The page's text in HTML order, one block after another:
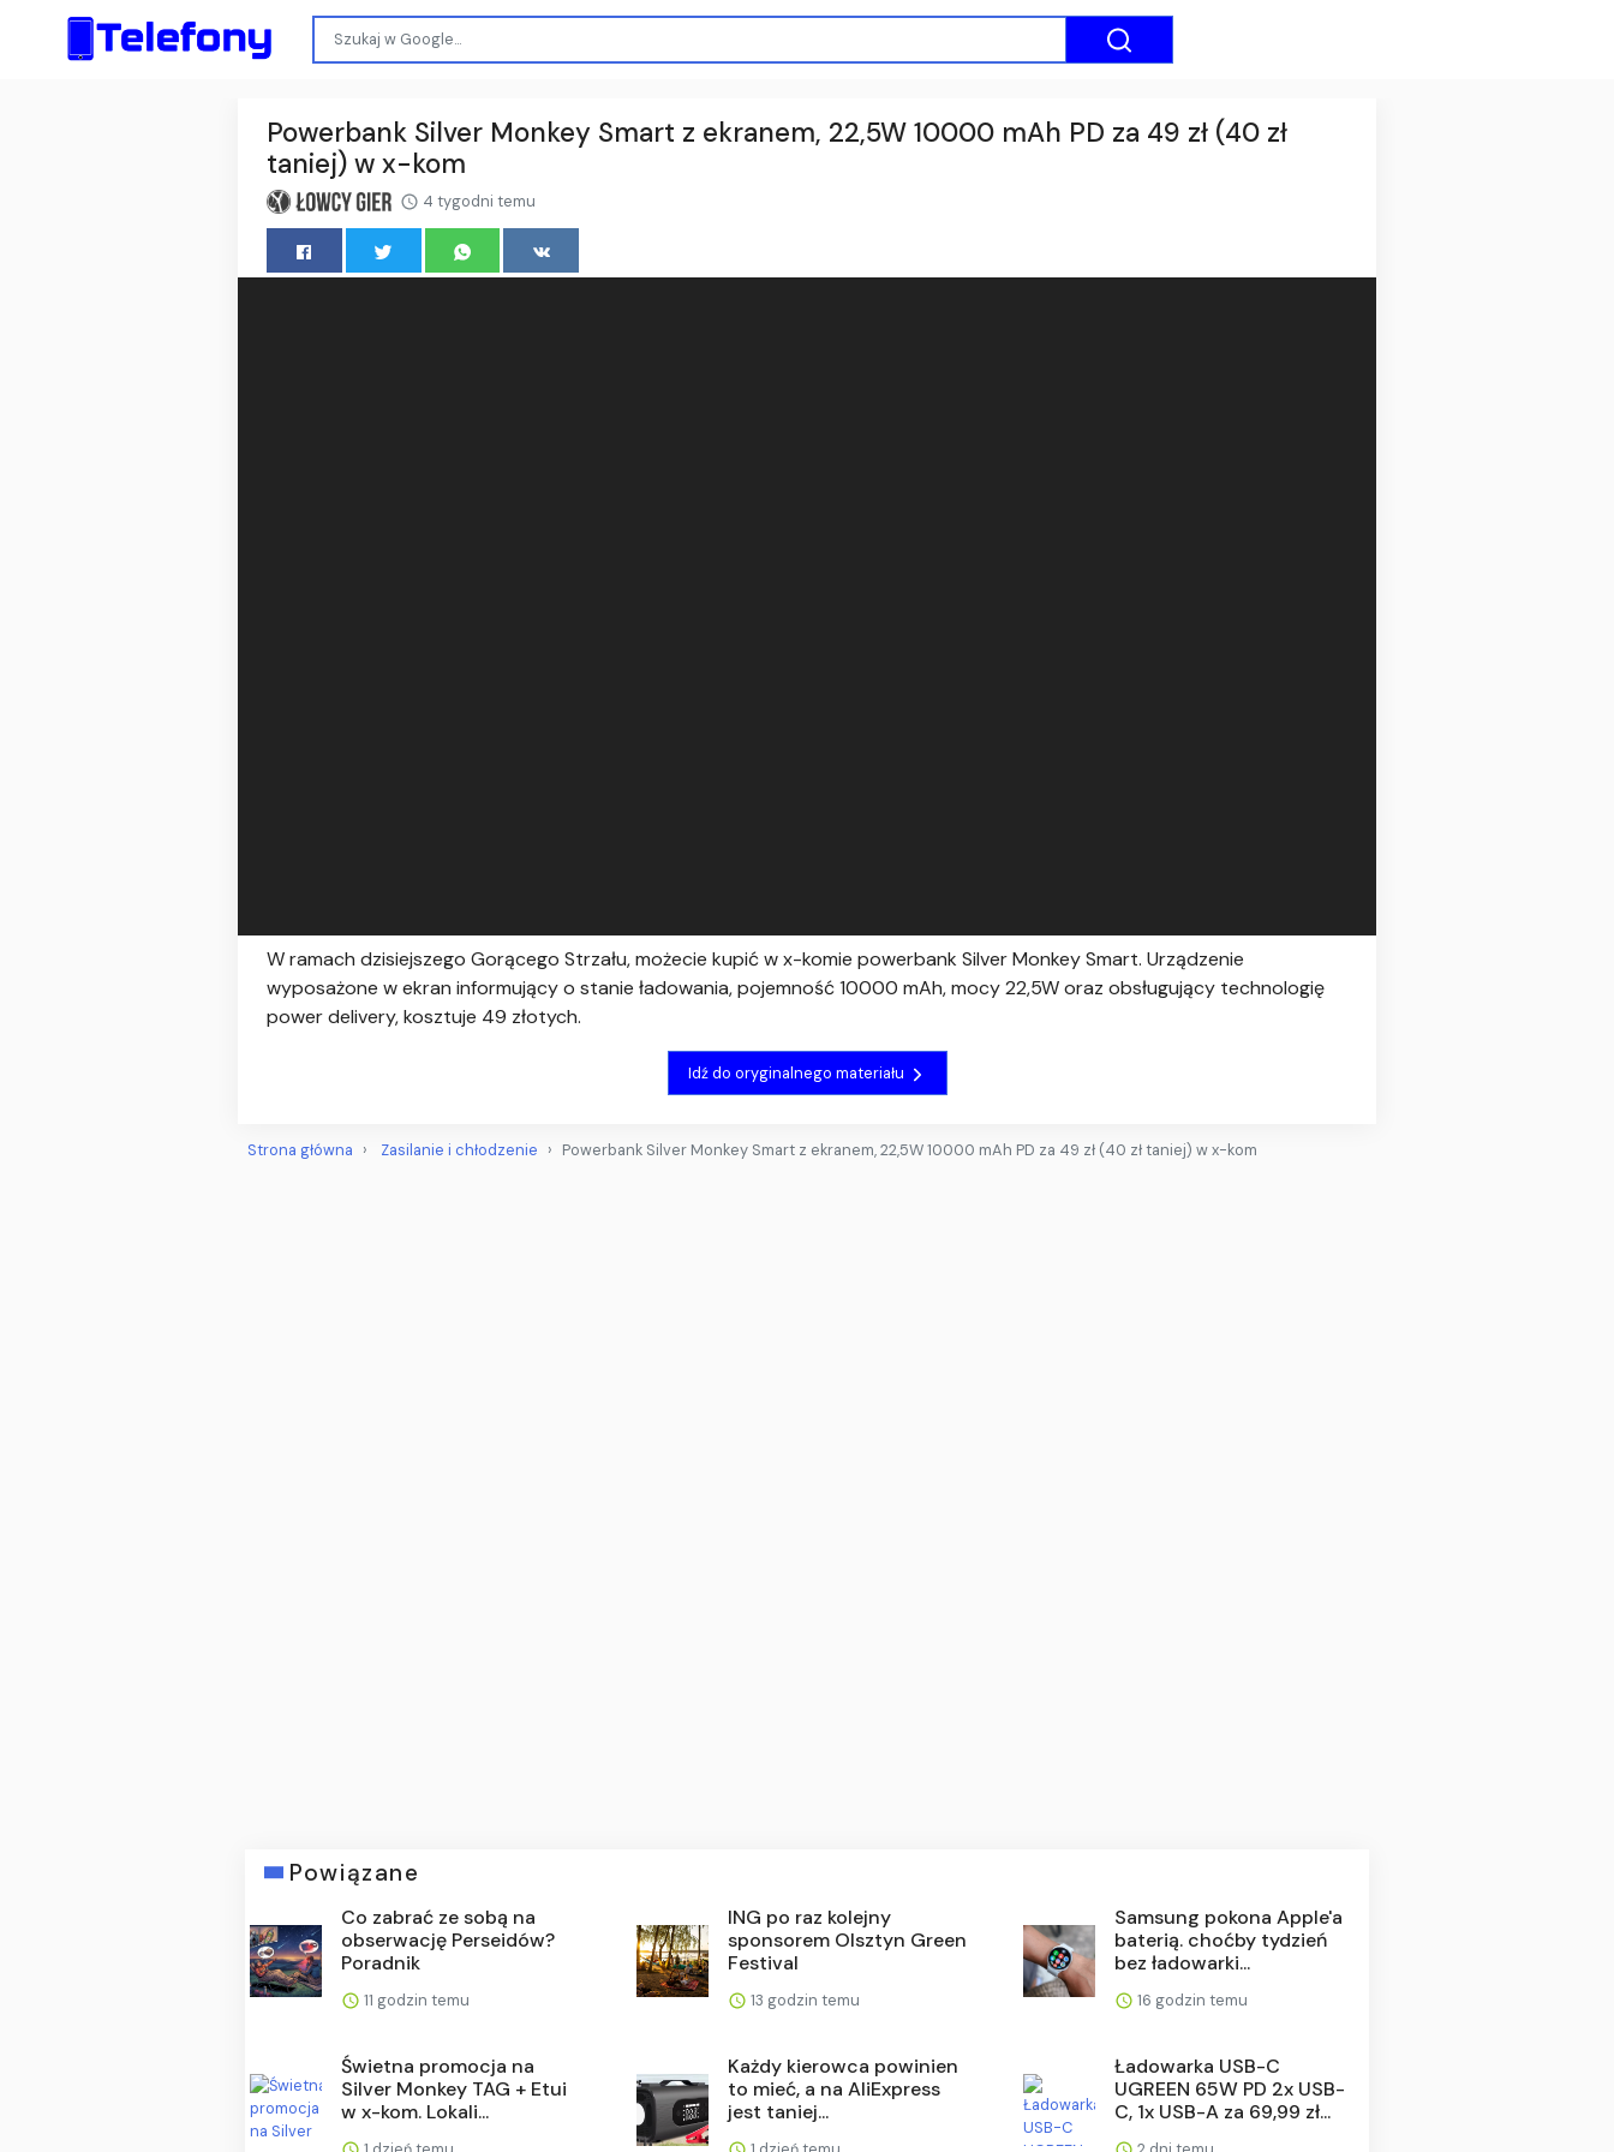
Powerbank Silver Monkey Smart z ekranem, 22,5W 10000 mAh PD za 49 zł (40 zł
taniej) w x-kom
4 tygodni temu
W ramach dzisiejszego Gorącego Strzału, możecie kupić w x-komie powerbank Silver Monkey Smart. Urządzenie
wyposażone w ekran informujący o stanie ładowania, pojemność 10000 mAh, mocy 22,5W oraz obsługujący technologię
power delivery, kosztuje 49 złotych.
Idź do oryginalnego materiału
Strona główna Zasilanie i chłodzenie Powerbank Silver Monkey Smart z ekranem, 22,5W 10000 mAh PD za 49 zł (40 zł taniej) w x-kom
Powiązane
Co zabrać ze sobą na
obserwację Perseidów?
Poradnik
11 godzin temu
ING po raz kolejny
sponsorem Olsztyn Green
Festival
13 godzin temu
Samsung pokona Apple'a
baterią. choćby tydzień
bez ładowarki...
16 godzin temu
Świetna promocja na
Silver Monkey TAG + Etui
w x-kom. Lokali...
Każdy kierowca powinien
to mieć, a na AliExpress
jest taniej...
Ładowarka USB-C
UGREEN 65W PD 2x USB-
C, 1x USB-A za 69,99 zł...